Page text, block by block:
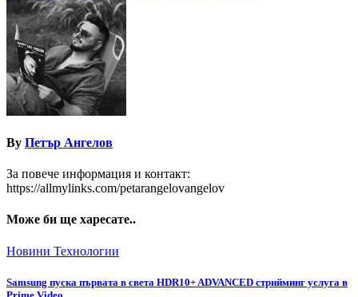
By Петър Ангелов
За повече информация и контакт:
https://allmylinks.com/petarangelovangelov
Може би ще харесате..
Новини Технологии
Samsung пуска първата в света HDR10+ ADVANCED стрийминг услуга в